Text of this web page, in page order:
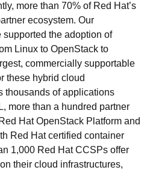
more than 70% of Red Hat’s
ecosystem. Our
the adoption of
Linux to OpenStack to
commercially supportable
these hybrid cloud
thousands of applications
more than a hundred partner
Hat OpenStack Platform and
Red Hat certified container
1,000 Red Hat CCSPs offer
their cloud infrastructures,